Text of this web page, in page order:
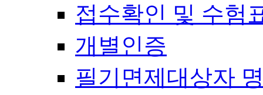
접수확인 및 수험
개별인증
필기면제대상자